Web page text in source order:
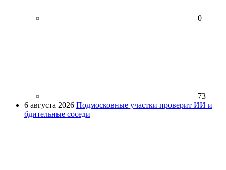
0
73
6 августа 2026 Подмосковные участки проверит ИИ и
бдительные соседи